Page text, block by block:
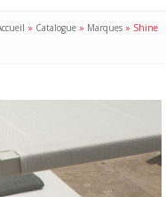
» Catalogue » Marques » Shine